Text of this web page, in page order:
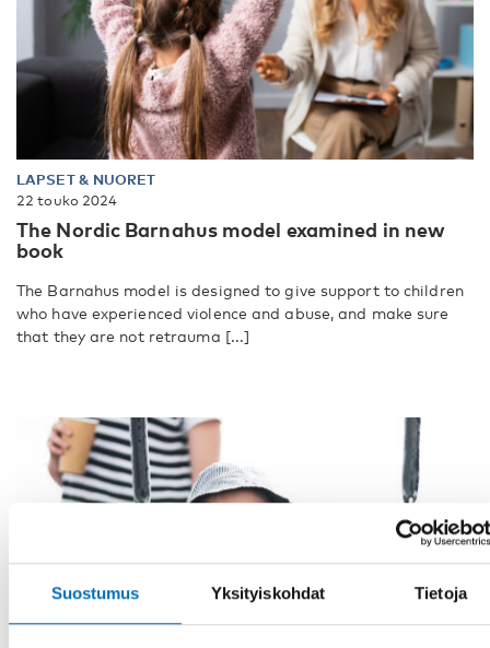
Suostumus Yksityiskohdat Tietoja
LAPSET & NUORET
22 touko 2024
The Nordic Barnahus model examined in new
book
The Barnahus model is designed to give support to children
who have experienced violence and abuse, and make sure
that they are not retrauma [...]